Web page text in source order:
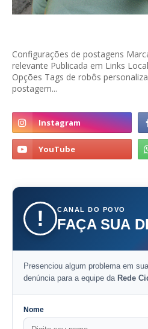
Configurações de postagens
relevante Publicada em Links
Opções Tags de robôs
postagem...
! CANAL DO POVO
FAÇA SUA
Presenciou algum problema em
denúncia para a equipe da Rede
Nome